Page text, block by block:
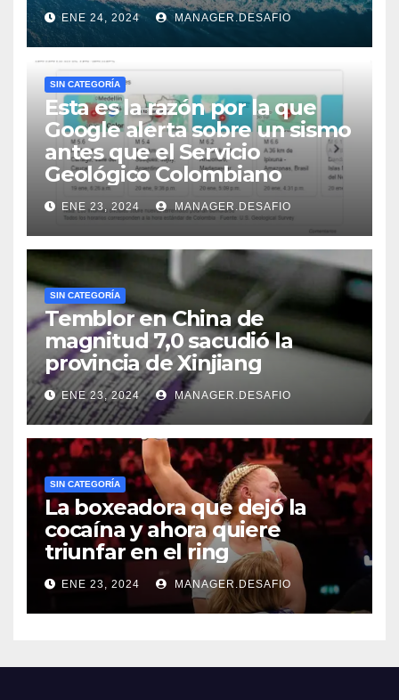
ENE 24, 2024 MANAGER.DESAFIO
SIN CATEGORÍA
Esta es la razón por la que
Google alerta sobre un sismo
antes que el Servicio
Geológico Colombiano
ENE 23, 2024 MANAGER.DESAFIO
SIN CATEGORÍA
Temblor en China de
magnitud 7,0 sacudió la
provincia de Xinjiang
ENE 23, 2024 MANAGER.DESAFIO
SIN CATEGORÍA
La boxeadora que dejó la
cocaína y ahora quiere
triunfar en el ring​
ENE 23, 2024 MANAGER.DESAFIO